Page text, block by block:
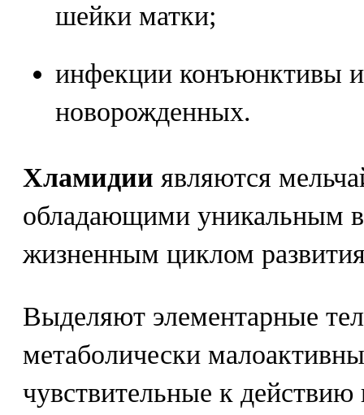
шейки матки;
инфекции конъюнктивы
новорожденных.
Хламидии являются
обладающими уникальным
жизненным циклом
Выделяют элементарные
метаболически
чувствительные к